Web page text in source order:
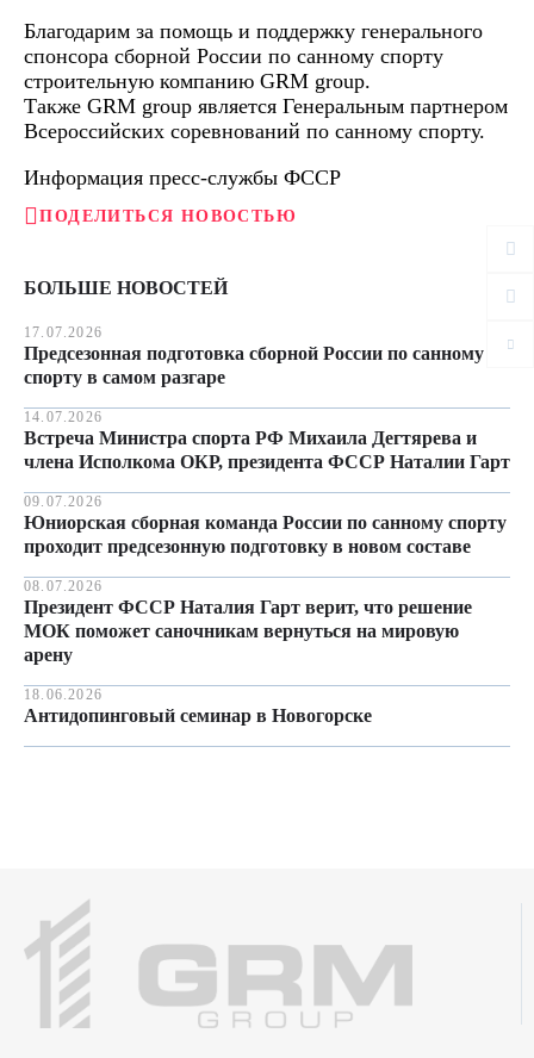
Благодарим за помощь и поддержку генерального
спонсора сборной России по санному спорту
строительную компанию GRM group.
Также GRM group является Генеральным партнером
Всероссийских соревнований по санному спорту.
Информация пресс-службы ФССР
ПОДЕЛИТЬСЯ НОВОСТЬЮ
БОЛЬШЕ НОВОСТЕЙ
17.07.2026
Предсезонная подготовка сборной России по санному
спорту в самом разгаре
14.07.2026
Встреча Министра спорта РФ Михаила Дегтярева и
члена Исполкома ОКР, президента ФССР Наталии Гарт
09.07.2026
Юниорская сборная команда России по санному спорту
проходит предсезонную подготовку в новом составе
08.07.2026
Президент ФССР Наталия Гарт верит, что решение
МОК поможет саночникам вернуться на мировую
арену
18.06.2026
Антидопинговый семинар в Новогорске